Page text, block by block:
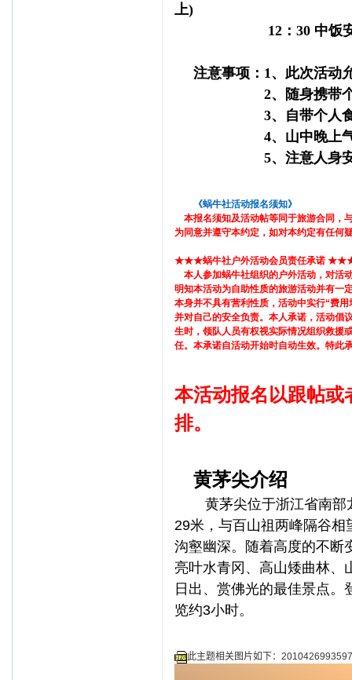
上)
12：30 中饭安
注意事项：1、此次活动
2、随身携带个人用
3、自带个人食品及
4、山中晚上气温
5、注意人身安全，
《蜗牛社活动报名须知》
本报名须知及活动帖等同于旅游合同，
为同意并遵守本约定，如对本约定有任何
★★★蜗牛社户外活动会员责任承诺
本人参加蜗牛社组织的户外活动，对活
明知本活动为自助性质的旅游活动并有一
本身并不具有营利性质，活动中实行“费
并对自己的安全负责。本人承诺，活动倡
生时，领队人员有权视实际情况组织救援
任。本承诺自活动开始时自动生效。特此
本活动报名以跟帖或
排。
黄茅尖介绍
黄茅尖位于浙江省南部
29米，与百山祖 两峰隔谷相
沟壑幽深。随着高度的不断
亮叶水青冈、高山矮曲林、
日出、赏佛光的最佳景点。
览约3小时。
此主题相关图片如下：